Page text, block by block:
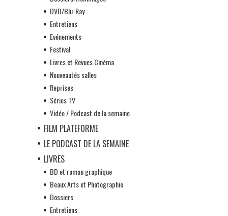
DVD/Blu-Ray
Entretiens
Evénements
Festival
Livres et Revues Cinéma
Nouveautés salles
Reprises
Séries TV
Vidéo / Podcast de la semaine
FILM PLATEFORME
LE PODCAST DE LA SEMAINE
LIVRES
BD et roman graphique
Beaux Arts et Photographie
Dossiers
Entretiens